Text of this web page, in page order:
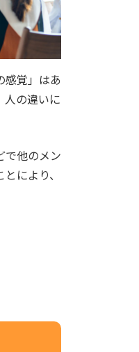
感覚」はあ
人の違いに
で他のメン
により、